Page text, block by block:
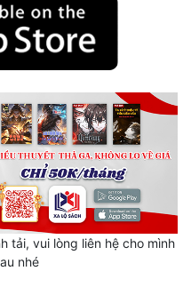
tải, vui lòng liên hệ cho mình
nhé